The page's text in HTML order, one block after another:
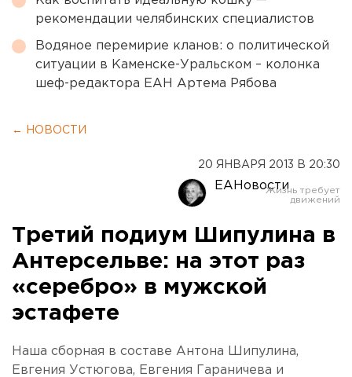
рекомендации челябинских специалистов
Водяное перемирие кланов: о политической
ситуации в Каменске-Уральском – колонка
шеф-редактора ЕАН Артема Рябова
← НОВОСТИ
20 ЯНВАРЯ 2013 В 20:30
ЕАНовости
Третий подиум Шипулина в
Антерсельве: на этот раз
«серебро» в мужской
эстафете
Наша сборная в составе Антона Шипулина,
Евгения Устюгова, Евгения Гараничева и